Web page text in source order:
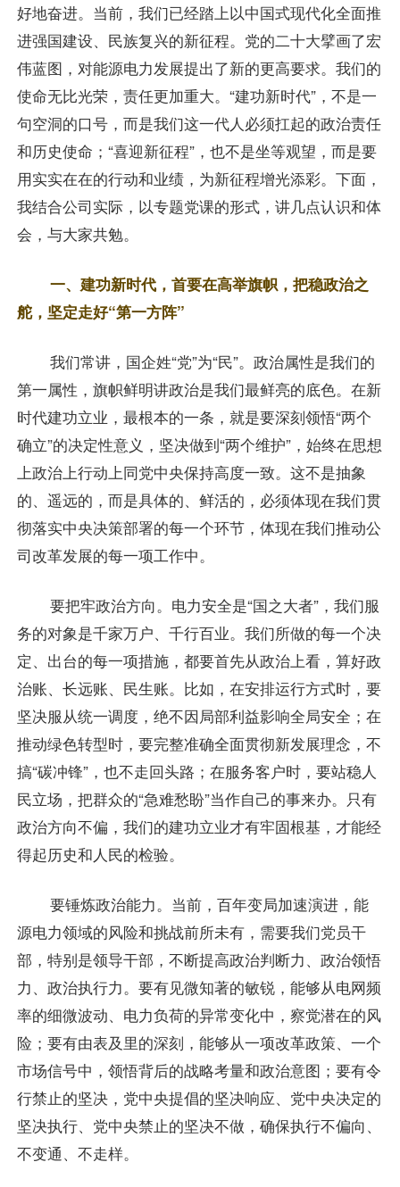
好地奋进。当前，我们已经踏上以中国式现代化全面推
进强国建设、民族复兴的新征程。党的二十大擘画了宏
伟蓝图，对能源电力发展提出了新的更高要求。我们的
使命无比光荣，责任更加重大。“建功新时代”，不是一
句空洞的口号，而是我们这一代人必须扛起的政治责任
和历史使命；“喜迎新征程”，也不是坐等观望，而是要
用实实在在的行动和业绩，为新征程增光添彩。下面，
我结合公司实际，以专题党课的形式，讲几点认识和体
会，与大家共勉。
一、建功新时代，首要在高举旗帜，把稳政治之
舵，坚定走好“第一方阵”
我们常讲，国企姓“党”为“民”。政治属性是我们的
第一属性，旗帜鲜明讲政治是我们最鲜亮的底色。在新
时代建功立业，最根本的一条，就是要深刻领悟“两个
确立”的决定性意义，坚决做到“两个维护”，始终在思想
上政治上行动上同党中央保持高度一致。这不是抽象
的、遥远的，而是具体的、鲜活的，必须体现在我们贯
彻落实中央决策部署的每一个环节，体现在我们推动公
司改革发展的每一项工作中。
要把牢政治方向。电力安全是“国之大者”，我们服
务的对象是千家万户、千行百业。我们所做的每一个决
定、出台的每一项措施，都要首先从政治上看，算好政
治账、长远账、民生账。比如，在安排运行方式时，要
坚决服从统一调度，绝不因局部利益影响全局安全；在
推动绿色转型时，要完整准确全面贯彻新发展理念，不
搞“碳冲锋”，也不走回头路；在服务客户时，要站稳人
民立场，把群众的“急难愁盼”当作自己的事来办。只有
政治方向不偏，我们的建功立业才有牢固根基，才能经
得起历史和人民的检验。
要锤炼政治能力。当前，百年变局加速演进，能
源电力领域的风险和挑战前所未有，需要我们党员干
部，特别是领导干部，不断提高政治判断力、政治领悟
力、政治执行力。要有见微知著的敏锐，能够从电网频
率的细微波动、电力负荷的异常变化中，察觉潜在的风
险；要有由表及里的深刻，能够从一项改革政策、一个
市场信号中，领悟背后的战略考量和政治意图；要有令
行禁止的坚决，党中央提倡的坚决响应、党中央决定的
坚决执行、党中央禁止的坚决不做，确保执行不偏向、
不变通、不走样。